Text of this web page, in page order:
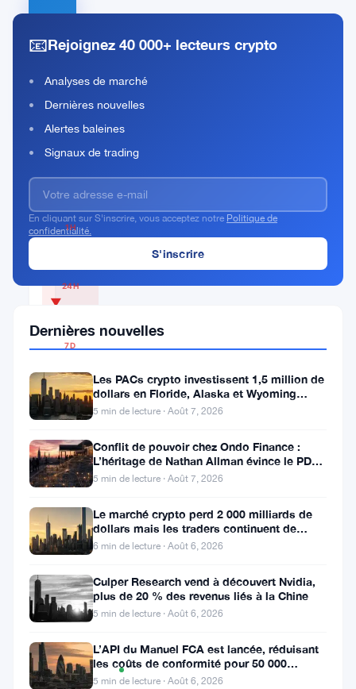
Canton
CC
Rank
Acheter Maintenant
PRIX ACTUEL
$0.0907
1H
24H
▼
7D
25.42%
Partager
:
Suivre sur Google News
Graphique
des prix
TradingView
📧Rejoignez 40 000+ lecteurs crypto
Analyses de marché
Dernières nouvelles
Alertes baleines
Signaux de trading
En cliquant sur S'inscrire, vous acceptez notre Politique de
confidentialité.
Dernières nouvelles
Les PACs crypto investissent 1,5 million de
dollars en Floride, Alaska et Wyoming
après un revers au Michigan
5 min de lecture · Août 7, 2026
Conflit de pouvoir chez Ondo Finance :
L’héritage de Nathan Allman évince le PDG
Ian De Bode le 24 juillet
5 min de lecture · Août 7, 2026
Le marché crypto perd 2 000 milliards de
dollars mais les traders continuent de
miser sur l’effet de levier
6 min de lecture · Août 6, 2026
Culper Research vend à découvert Nvidia,
plus de 20 % des revenus liés à la Chine
5 min de lecture · Août 6, 2026
L’API du Manuel FCA est lancée, réduisant
les coûts de conformité pour 50 000
entreprises britanniques
5 min de lecture · Août 6, 2026